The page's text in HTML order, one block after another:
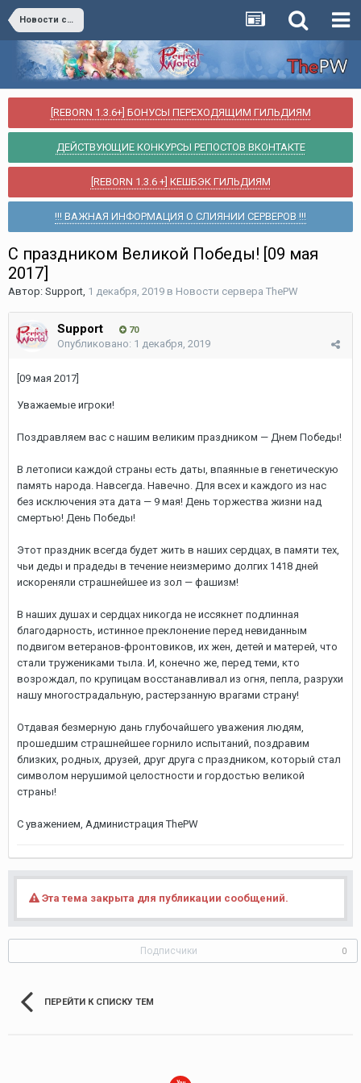
Новости сервера ThePW
[REBORN 1.3.6+] БОНУСЫ ПЕРЕХОДЯЩИМ ГИЛЬДИЯМ
ДЕЙСТВУЮЩИЕ КОНКУРСЫ РЕПОСТОВ ВКОНТАКТЕ
[REBORN 1.3.6 +] КЕШБЭК ГИЛЬДИЯМ
!!! ВАЖНАЯ ИНФОРМАЦИЯ О СЛИЯНИИ СЕРВЕРОВ !!!
С праздником Великой Победы! [09 мая
2017]
Автор: Support, 1 декабря, 2019 в Новости сервера ThePW
Support 70
Опубликовано: 1 декабря, 2019
[09 мая 2017]
Уважаемые игроки!
Поздравляем вас с нашим великим праздником — Днем Победы!
В летописи каждой страны есть даты, впаянные в генетическую
память народа. Навсегда. Навечно. Для всех и каждого из нас
без исключения эта дата — 9 мая! День торжества жизни над
смертью! День Победы!
Этот праздник всегда будет жить в наших сердцах, в памяти тех,
чьи деды и прадеды в течение неизмеримо долгих 1418 дней
искореняли страшнейшее из зол — фашизм!
В наших душах и сердцах никогда не иссякнет подлинная
благодарность, истинное преклонение перед невиданным
подвигом ветеранов-фронтовиков, их жен, детей и матерей, что
стали тружениками тыла. И, конечно же, перед теми, кто
возрождал, по крупицам восстанавливал из огня, пепла, разрухи
нашу многострадальную, растерзанную врагами страну!
Отдавая безмерную дань глубочайшего уважения людям,
прошедшим страшнейшее горнило испытаний, поздравим
близких, родных, друзей, друг друга с праздником, который стал
символом нерушимой целостности и гордостью великой
страны!
С уважением, Администрация ThePW
Эта тема закрыта для публикации сообщений.
Подписчики 0
ПЕРЕЙТИ К СПИСКУ ТЕМ